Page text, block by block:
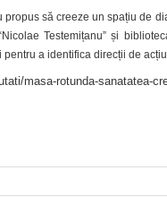
să creeze un spațiu de
Testemițanu” și
a identifica direcții de
masa-rotunda-sanatatea-